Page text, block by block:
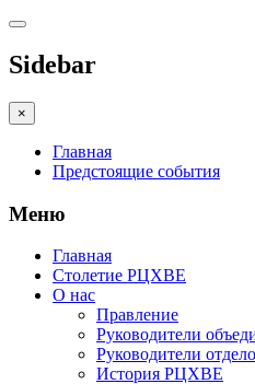
Sidebar
×
Главная
Предстоящие события
Меню
Главная
Столетие РЦХВЕ
О нас
Правление
Руководители
Руководители
История РЦХВЕ